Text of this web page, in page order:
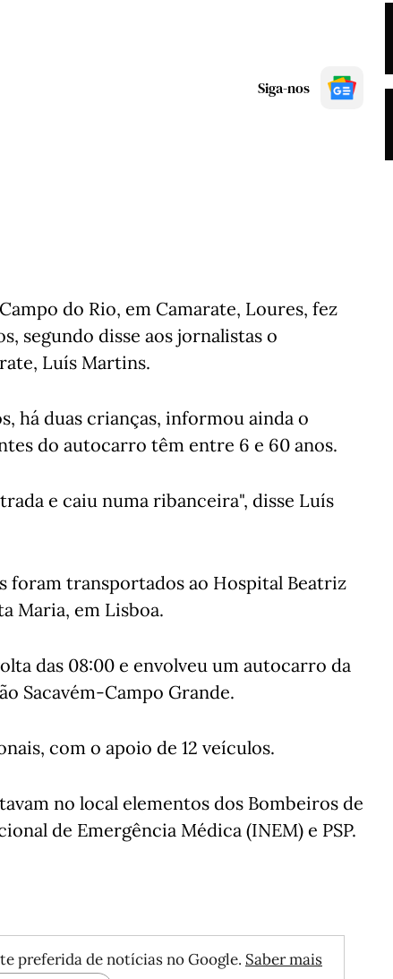
Siga-nos
do Rio, em Camarate, Loures, fez
segundo disse aos jornalistas o
Luís Martins.
há duas crianças, informou ainda o
do autocarro têm entre 6 e 60 anos.
e caiu numa ribanceira", disse Luís
foram transportados ao Hospital Beatriz
Maria, em Lisboa.
das 08:00 e envolveu um autocarro da
Sacavém-Campo Grande.
com o apoio de 12 veículos.
no local elementos dos Bombeiros de
de Emergência Médica (INEM) e PSP.
preferida de notícias no Google. Saber mais